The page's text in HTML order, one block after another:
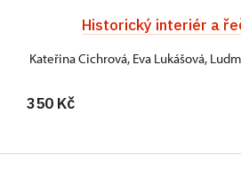
Historický interiér a
Kateřina Cichrová, Eva Lukášová,
350 Kč